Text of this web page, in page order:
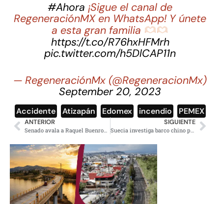
#Ahora ¡Sigue el canal de
RegeneraciónMX en WhatsApp! Y únete
a esta gran familia
https://t.co/R76hxHFMrh
pic.twitter.com/h5DlCAP11n
— RegeneraciónMx (@RegeneracionMx)
September 20, 2023
Accidente Atizapán Edomex incendio PEMEX
ANTERIOR
Senado avala a Raquel Buenrostro como Secretaria de la Función Pública
SIGUIENTE
Suecia investiga barco chino por daño a cables submarinos en el Báltico